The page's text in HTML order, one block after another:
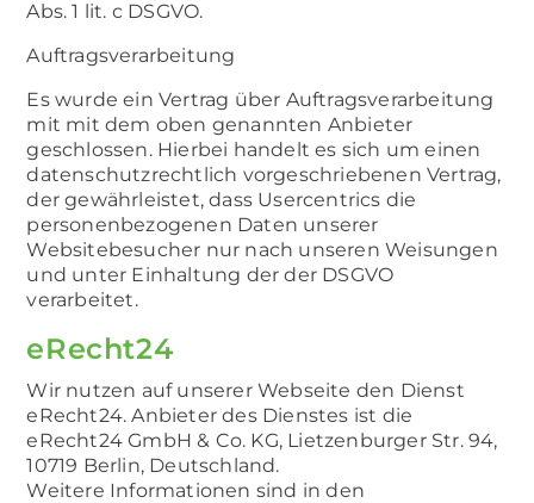
Abs. 1 lit. c DSGVO.
Auftragsverarbeitung
Es wurde ein Vertrag über Auftragsverarbeitung
mit mit dem oben genannten Anbieter
geschlossen. Hierbei handelt es sich um einen
datenschutzrechtlich vorgeschriebenen Vertrag,
der gewährleistet, dass Usercentrics die
personenbezogenen Daten unserer
Websitebesucher nur nach unseren Weisungen
und unter Einhaltung der der DSGVO
verarbeitet.
eRecht24
Wir nutzen auf unserer Webseite den Dienst
eRecht24. Anbieter des Dienstes ist die
eRecht24 GmbH & Co. KG, Lietzenburger Str. 94,
10719 Berlin, Deutschland.
Weitere Informationen sind in den